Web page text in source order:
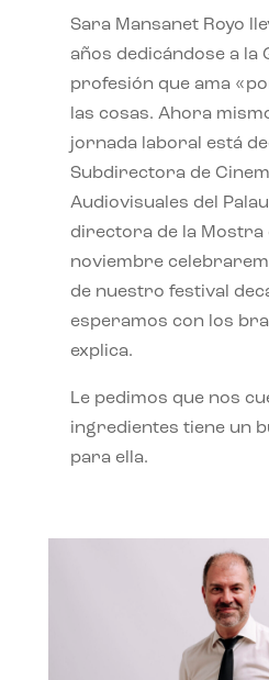
Sara Mansanet Royo
años dedicándose a la
profesión que ama
las cosas. Ahora
jornada laboral está
Subdirectora de
Audiovisuales del
directora de la Mostra
noviembre
de nuestro festival
esperamos con los
explica.
Le pedimos que nos
ingredientes tiene un
para ella.